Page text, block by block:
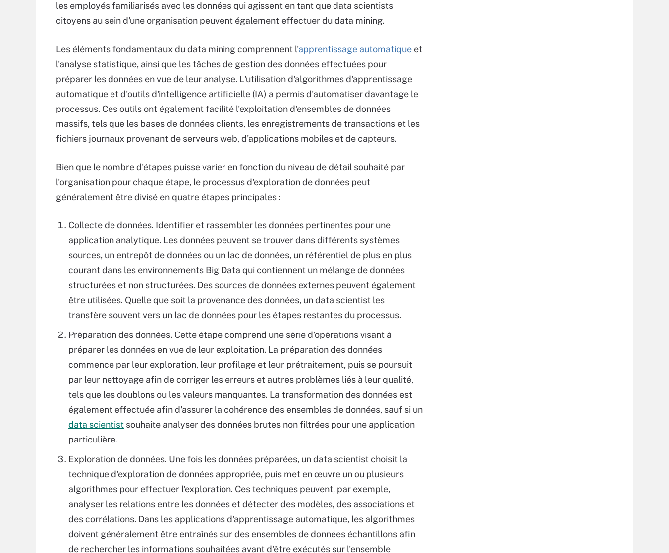
les employés familiarisés avec les données qui agissent en tant que data scientists
citoyens au sein d'une organisation peuvent également effectuer du data mining.
Les éléments fondamentaux du data mining comprennent l'apprentissage automatique et
l'analyse statistique, ainsi que les tâches de gestion des données effectuées pour
préparer les données en vue de leur analyse. L'utilisation d'algorithmes d'apprentissage
automatique et d'outils d'intelligence artificielle (IA) a permis d'automatiser davantage le
processus. Ces outils ont également facilité l'exploitation d'ensembles de données
massifs, tels que les bases de données clients, les enregistrements de transactions et les
fichiers journaux provenant de serveurs web, d'applications mobiles et de capteurs.
Bien que le nombre d'étapes puisse varier en fonction du niveau de détail souhaité par
l'organisation pour chaque étape, le processus d'exploration de données peut
généralement être divisé en quatre étapes principales :
Collecte de données. Identifier et rassembler les données pertinentes pour une
application analytique. Les données peuvent se trouver dans différents systèmes
sources, un entrepôt de données ou un lac de données, un référentiel de plus en plus
courant dans les environnements Big Data qui contiennent un mélange de données
structurées et non structurées. Des sources de données externes peuvent également
être utilisées. Quelle que soit la provenance des données, un data scientist les
transfère souvent vers un lac de données pour les étapes restantes du processus.
Préparation des données. Cette étape comprend une série d'opérations visant à
préparer les données en vue de leur exploitation. La préparation des données
commence par leur exploration, leur profilage et leur prétraitement, puis se poursuit
par leur nettoyage afin de corriger les erreurs et autres problèmes liés à leur qualité,
tels que les doublons ou les valeurs manquantes. La transformation des données est
également effectuée afin d'assurer la cohérence des ensembles de données, sauf si un
data scientist souhaite analyser des données brutes non filtrées pour une application
particulière.
Exploration de données. Une fois les données préparées, un data scientist choisit la
technique d'exploration de données appropriée, puis met en œuvre un ou plusieurs
algorithmes pour effectuer l'exploration. Ces techniques peuvent, par exemple,
analyser les relations entre les données et détecter des modèles, des associations et
des corrélations. Dans les applications d'apprentissage automatique, les algorithmes
doivent généralement être entraînés sur des ensembles de données échantillons afin
de rechercher les informations souhaitées avant d'être exécutés sur l'ensemble